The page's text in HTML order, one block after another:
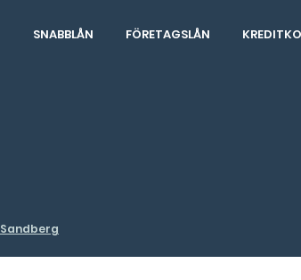
SNABBLÅN FÖRETAGSLÅN